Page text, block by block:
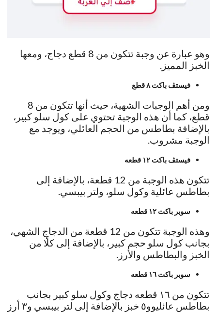
وهو عبارة عن وجبة تتكون من 8 قطع دجاج، ومعها
الخبز المميز.
فيستڤ باكت ٨ قطع
ومن أهم الوجبات الشهية، حيث أنها تتكون من 8
قطع، كما أن هذه الوجبة تحتوي على كول سلو كبير،
بالإضافة بطاطس من الحجم العائلي، ويوجد مع
الوجبة مشروب.
فيستڤ باكت ١٢ قطعه
تتكون هذه الوجبة من 12 قطعة، بالإضافة إلى
بطاطس عائلية وكول سلو، ولتر بيبسي.
سوبر باكت ١٢ قطعه
وهذه الوجبة تتكون من 12 قطعة من الدجاج الشهي،
بجانب كول سلو حجم كبير، بالإضافة إلى كلًا من
الخبز والبطاطس والأرز.
سوبر باكت ١٦ قطعه
تتكون من ١٦ قطعه دجاج وكول سلو كبير بجانب
بطاطس عائليوو٥ خبز بالإضافة إلى لتر بيبسي و٣ أرز